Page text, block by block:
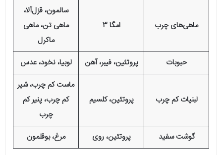
ماهی‌های چرب امگا 3
سالمون، قزل‌آلا،
ماهی تن، ماهی
ماکرل
حبوبات
پروتئین، فیبر، آهن لوبیا، نخود، عدس
لبنیات کم چرب پروتئین، کلسیم
ماست کم چرب، شیر
کم چرب، پنیر کم
چرب
گوشت سفید
پروتئین، روی مرغ، بوقلمون